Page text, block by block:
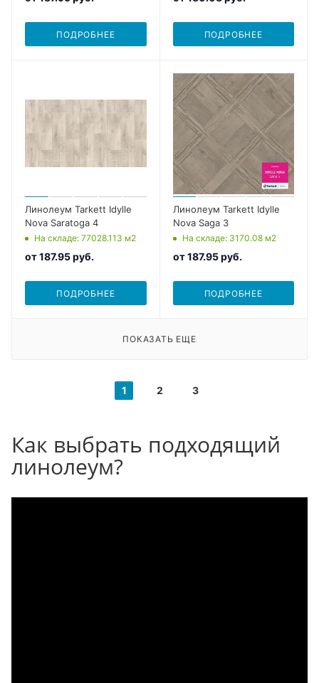
ПОДРОБНЕЕ ПОДРОБНЕЕ
Линолеум Tarkett Idylle
Nova Saratoga 4
На складе: 77028.113 м2
от187.95 руб.
ПОДРОБНЕЕ
Линолеум Tarkett Idylle
Nova Saga 3
На складе: 3170.08 м2
от187.95 руб.
ПОДРОБНЕЕ
ПОКАЗАТЬ ЕЩЕ
1 2 3
Как выбрать подходящий
линолеум?